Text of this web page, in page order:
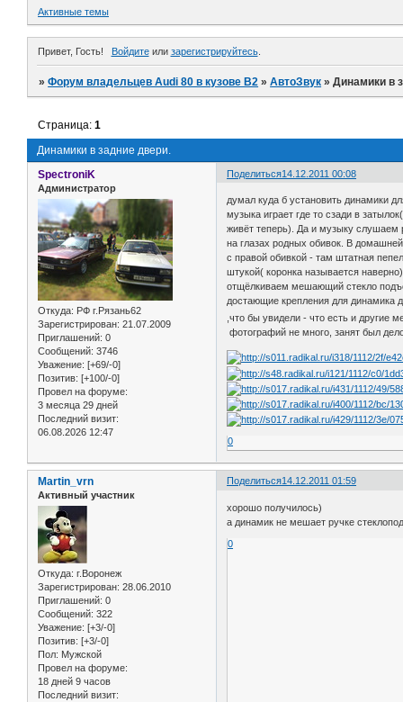
Активные темы
Привет, Гость! Войдитеили зарегистрируйтесь.
»Форум владельцев Audi 80 в кузове В2 »АвтоЗвук »Динамики в
Динамики в задние двери.
Страница:1
Поделиться14.12.2011 00:08
SpectroniK
Администратор
Откуда: РФ г.Рязань62
Зарегистрирован: 21.07.2009
Приглашений: 0
Сообщений: 3746
Уважение: [+69/-0]
Позитив: [+100/-0]
Провел на форуме:
3 месяца 29 дней
Последний визит:
06.08.2026 12:47
думал куда б установить динамики
музыка играет где то сзади в
живёт теперь). Да и музыку слушаем
на глазах родных обивок. В
с правой обивкой - там штатная
штукой( коронка называется
отщёлкиваем мешающий стекло
достающие крепления для динамика
,что бы увидели - что есть и другие
фотографий не много, занят был
0
Поделиться14.12.2011 01:59
Martin_vrn
Активный участник
Откуда: г.Воронеж
Зарегистрирован: 28.06.2010
Приглашений: 0
Сообщений: 322
Уважение: [+3/-0]
Позитив: [+3/-0]
Пол: Мужской
Провел на форуме:
18 дней 9 часов
Последний визит:
хорошо получилось)
а динамик не мешает ручке
0